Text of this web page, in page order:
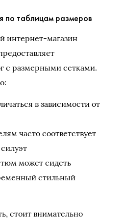
по таблицам размеров
интернет-магазин
с размерными сетками.
в зависимости от
часто соответствует
может сидеть
стильный
стоит внимательно